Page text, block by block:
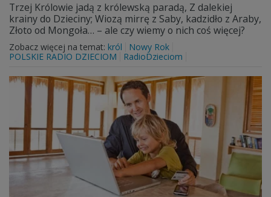
Trzej Królowie jadą z królewską paradą, Z dalekiej
krainy do Dzieciny; Wiozą mirrę z Saby, kadzidło z Araby,
Złoto od Mongoła… – ale czy wiemy o nich coś więcej?
Zobacz więcej na temat: król
Nowy Rok
POLSKIE RADIO DZIECIOM
RadioDzieciom